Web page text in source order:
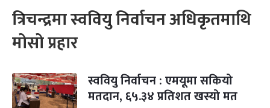
त्रिचन्द्रमा स्ववियु निर्वाचन अधिकृतमाथि
मोसो प्रहार
स्ववियु निर्वाचन : एमयूमा सकियो
मतदान, ६५.३४ प्रतिशत खस्यो मत